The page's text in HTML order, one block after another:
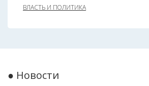
ВЛАСТЬ И ПОЛИТИКА
● Новости